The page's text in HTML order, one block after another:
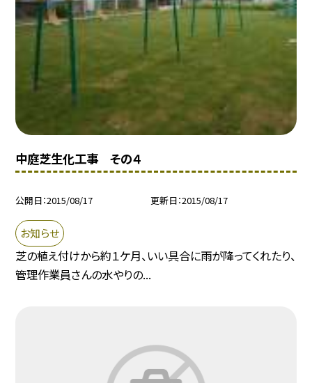
中庭芝生化工事 その４
公開日 2015/08/17 更新日 2015/08/17
お知らせ
芝の植え付けから約１ケ月、いい具合に雨が降ってくれたり、
管理作業員さんの水やりの...